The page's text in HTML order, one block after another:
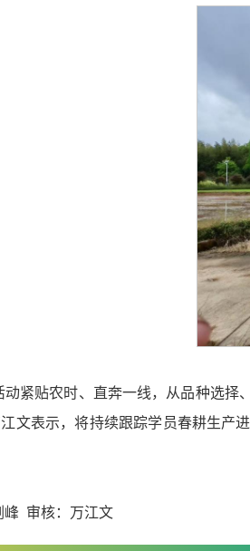
动紧贴农时、直奔一线，从品种选择
文表示，将持续跟踪学员春耕生产
峰 审核：万江文